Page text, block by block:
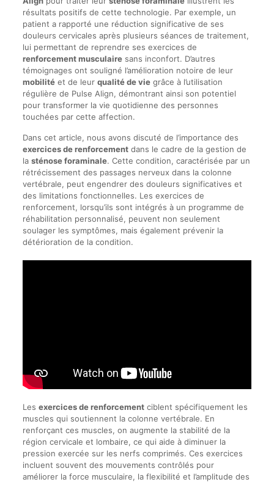
résultats positifs de cette technologie. Par exemple, un
patient a rapporté une réduction significative de ses
douleurs cervicales après plusieurs séances de traitement,
lui permettant de reprendre ses exercices de
renforcement musculairesans inconfort. D’autres
témoignages ont souligné l’amélioration notoire de leur
mobilitéet de leur qualité de viegrâce à l’utilisation
régulière de Pulse Align, démontrant ainsi son potentiel
pour transformer la vie quotidienne des personnes
touchées par cette affection.
Dans cet article, nous avons discuté de l’importance des
exercices de renforcementdans le cadre de la gestion de
la sténose foraminale. Cette condition, caractérisée par un
rétrécissement des passages nerveux dans la colonne
vertébrale, peut engendrer des douleurs significatives et
des limitations fonctionnelles. Les exercices de
renforcement, lorsqu’ils sont intégrés à un programme de
réhabilitation personnalisé, peuvent non seulement
soulager les symptômes, mais également prévenir la
détérioration de la condition.
Les exercices de renforcementciblent spécifiquement les
muscles qui soutiennent la colonne vertébrale. En
renforçant ces muscles, on augmente la stabilité de la
région cervicale et lombaire, ce qui aide à diminuer la
pression exercée sur les nerfs comprimés. Ces exercices
incluent souvent des mouvements contrôlés pour
améliorer la force musculaire, la flexibilité et l’amplitude des